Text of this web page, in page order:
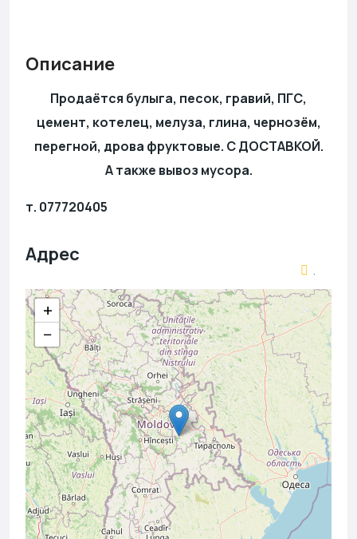
Описание
Продаётся булыга, песок, гравий, ПГС,
цемент, котелец, мелуза, глина, чернозём,
перегной, дрова фруктовые. С ДОСТАВКОЙ.
А также вывоз мусора.
т. 077720405
Адрес
.
+
−